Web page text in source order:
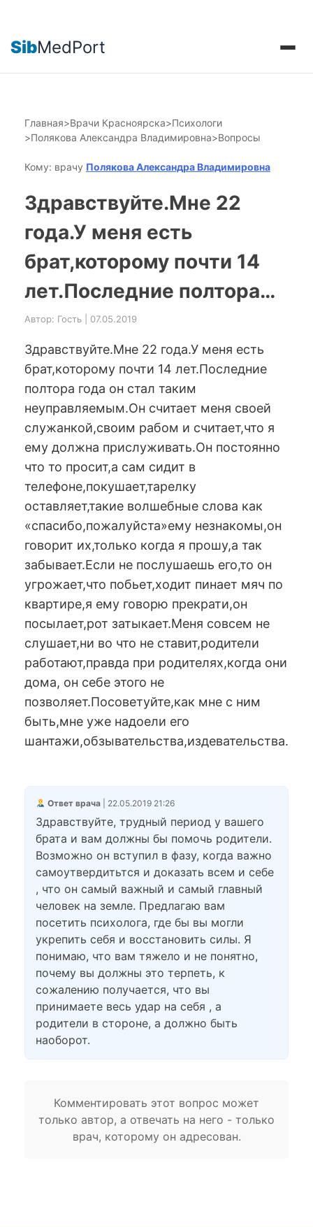
SibMedPort
Главная>Врачи Красноярска>Психологи
>Полякова Александра Владимировна>Вопросы
Кому: врачу Полякова Александра Владимировна
Здравствуйте.Мне 22
года.У меня есть
брат,которому почти 14
лет.Последние полтора…
Автор: Гость | 07.05.2019
Здравствуйте.Мне 22 года.У меня есть
брат,которому почти 14 лет.Последние
полтора года он стал таким
неуправляемым.Он считает меня своей
служанкой,своим рабом и считает,что я
ему должна прислуживать.Он постоянно
что то просит,а сам сидит в
телефоне,покушает,тарелку
оставляет,такие волшебные слова как
«спасибо,пожалуйста»ему незнакомы,он
говорит их,только когда я прошу,а так
забывает.Если не послушаешь его,то он
угрожает,что побьет,ходит пинает мяч по
квартире,я ему говорю прекрати,он
посылает,рот затыкает.Меня совсем не
слушает,ни во что не ставит,родители
работают,правда при родителях,когда они
дома, он себе этого не
позволяет.Посоветуйте,как мне с ним
быть,мне уже надоели его
шантажи,обзывательства,издевательства.
Ответ врача| 22.05.2019 21:26
Здравствуйте, трудный период у вашего
брата и вам должны бы помочь родители.
Возможно он вступил в фазу, когда важно
самоутвердитьтся и доказать всем и себе
, что он самый важный и самый главный
человек на земле. Предлагаю вам
посетить психолога, где бы вы могли
укрепить себя и восстановить силы. Я
понимаю, что вам тяжело и не понятно,
почему вы должны это терпеть, к
сожалению получается, что вы
принимаете весь удар на себя , а
родители в стороне, а должно быть
наоборот.
Комментировать этот вопрос может
только автор, а отвечать на него - только
врач, которому он адресован.